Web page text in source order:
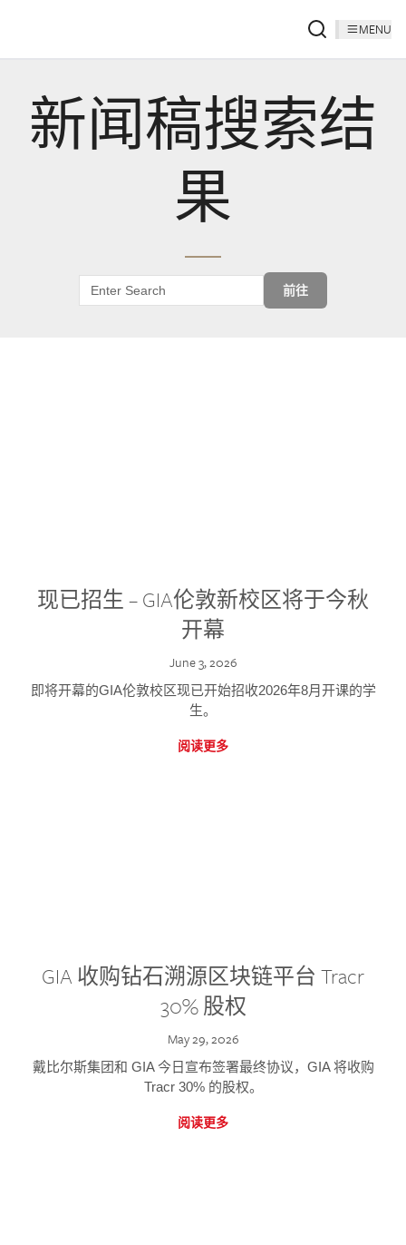
MENU
新闻稿搜索结
果
前往
现已招生 – GIA伦敦新校区将于今秋
开幕
June 3, 2026
即将开幕的GIA伦敦校区现已开始招收2026年8月开课的学
生。
阅读更多
GIA 收购钻石溯源区块链平台 Tracr
30% 股权
May 29, 2026
戴比尔斯集团和 GIA 今日宣布签署最终协议，GIA 将收购
Tracr 30% 的股权。
阅读更多